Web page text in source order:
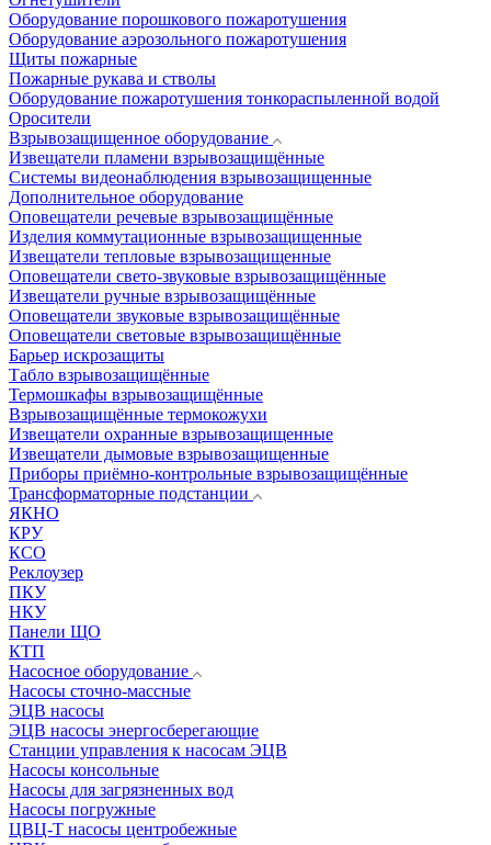
Оборудование порошкового пожаротушения
Оборудование аэрозольного пожаротушения
Щиты пожарные
Пожарные рукава и стволы
Оборудование пожаротушения тонкораспыленной водой
Оросители
Взрывозащищенное оборудование
Извещатели пламени взрывозащищённые
Системы видеонаблюдения взрывозащищенные
Дополнительное оборудование
Оповещатели речевые взрывозащищённые
Изделия коммутационные взрывозащищенные
Извещатели тепловые взрывозащищенные
Оповещатели свето-звуковые взрывозащищённые
Извещатели ручные взрывозащищённые
Оповещатели звуковые взрывозащищённые
Оповещатели световые взрывозащищённые
Барьер искрозащиты
Табло взрывозащищённые
Термошкафы взрывозащищённые
Взрывозащищённые термокожухи
Извещатели охранные взрывозащищенные
Извещатели дымовые взрывозащищенные
Приборы приёмно-контрольные взрывозащищённые
Трансформаторные подстанции
ЯКНО
КРУ
КСО
Реклоузер
ПКУ
НКУ
Панели ЩО
КТП
Насосное оборудование
Насосы сточно-массные
ЭЦВ насосы
ЭЦВ насосы энергосберегающие
Станции управления к насосам ЭЦВ
Насосы консольные
Насосы для загрязненных вод
Насосы погружные
ЦВЦ-Т насосы центробежные